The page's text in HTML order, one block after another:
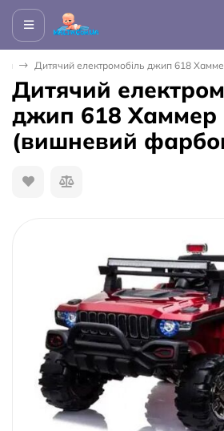
Дитячий електромобіль джип 618
Дитячий
джип 618 Хаммер
(вишневий